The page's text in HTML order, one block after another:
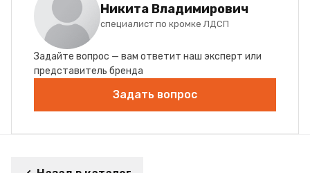
Никита Владимирович
специалист по кромке ЛДСП
Задайте вопрос — вам ответит наш эксперт или
представитель бренда
Задать вопрос